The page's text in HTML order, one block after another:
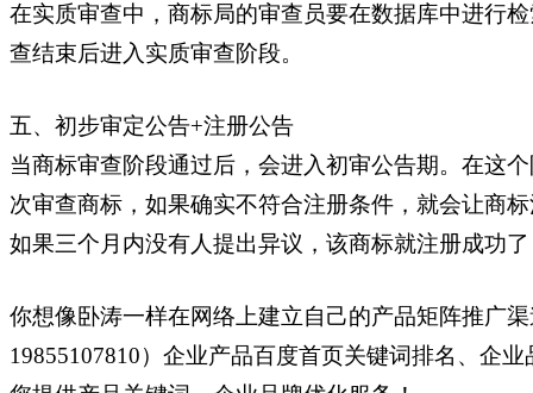
在实质审查中，商标局的审查员要在数据库中进行
查结束后进入实质审查阶段。
五、初步审定公告+注册公告
当商标审查阶段通过后，会进入初审公告期。在这
次审查商标，如果确实不符合注册条件，就会让商
如果三个月内没有人提出异议，该商标就注册成功
你想像卧涛一样在网络上建立自己的产品矩阵推广
19855107810）企业产品百度首页关键词排名、企